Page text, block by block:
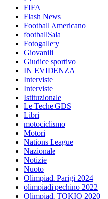
FIFA
Flash News
Football Americano
footballSala
Fotogallery
Giovanili
Giudice sportivo
IN EVIDENZA
Interviste
Interviste
Istituzionale
Le Teche GDS
Libri
motociclismo
Motori
Nations League
Nazionale
Notizie
Nuoto
Olimpiadi Parigi 2024
olimpiadi pechino 2022
Olimpiadi TOKIO 2020